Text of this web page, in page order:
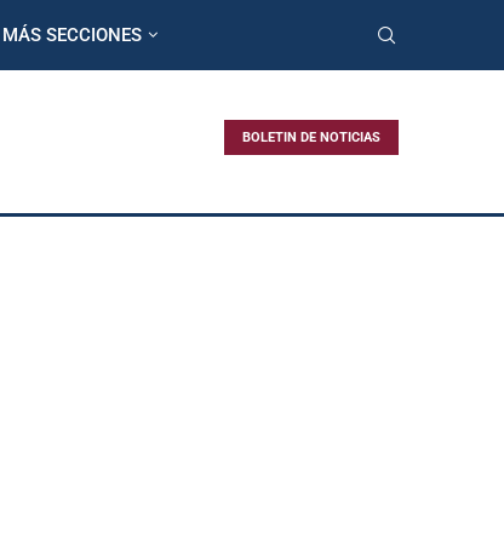
MÁS SECCIONES
BOLETIN DE NOTICIAS